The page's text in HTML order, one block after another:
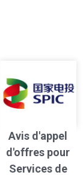
Avis d'appel
d'offres pour
Services de